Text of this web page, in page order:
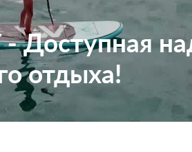
- Доступная
отдыха!